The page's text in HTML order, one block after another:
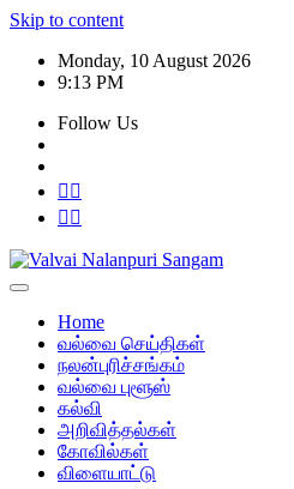
Skip to content
Monday, 10 August 2026
9:13 PM
Follow Us
Home
வல்வை செய்திகள்
நலன்புரிச்சங்கம்
வல்வை புளூஸ்
கல்வி
அறிவித்தல்கள்
கோவில்கள்
விளையாட்டு